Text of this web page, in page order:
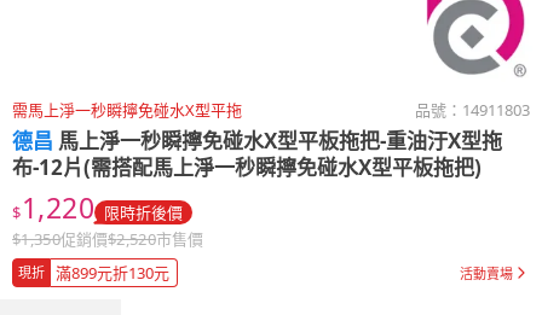
需馬上淨一秒瞬擰免碰水X型平拖 品號： 14911803
德昌 馬上淨一秒瞬擰免碰水X型平板拖把-重油汙X型拖
布-12片(需搭配馬上淨一秒瞬擰免碰水X型平板拖把)
$1,220 限時折後價
$1,350促銷價$2,520市售價
現折 滿899元折130元 活動賣場